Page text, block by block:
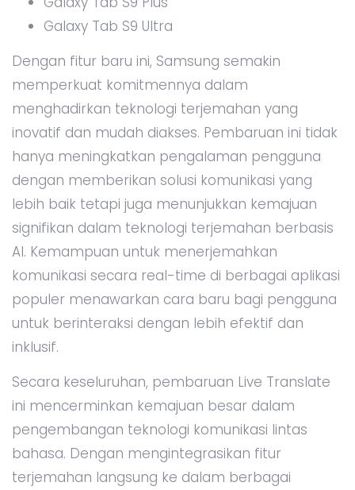
Galaxy Tab S9 Ultra
Dengan fitur baru ini, Samsung semakin
memperkuat komitmennya dalam
menghadirkan teknologi terjemahan yang
inovatif dan mudah diakses. Pembaruan ini tidak
hanya meningkatkan pengalaman pengguna
dengan memberikan solusi komunikasi yang
lebih baik tetapi juga menunjukkan kemajuan
signifikan dalam teknologi terjemahan berbasis
AI. Kemampuan untuk menerjemahkan
komunikasi secara real-time di berbagai aplikasi
populer menawarkan cara baru bagi pengguna
untuk berinteraksi dengan lebih efektif dan
inklusif.
Secara keseluruhan, pembaruan Live Translate
ini mencerminkan kemajuan besar dalam
pengembangan teknologi komunikasi lintas
bahasa. Dengan mengintegrasikan fitur
terjemahan langsung ke dalam berbagai